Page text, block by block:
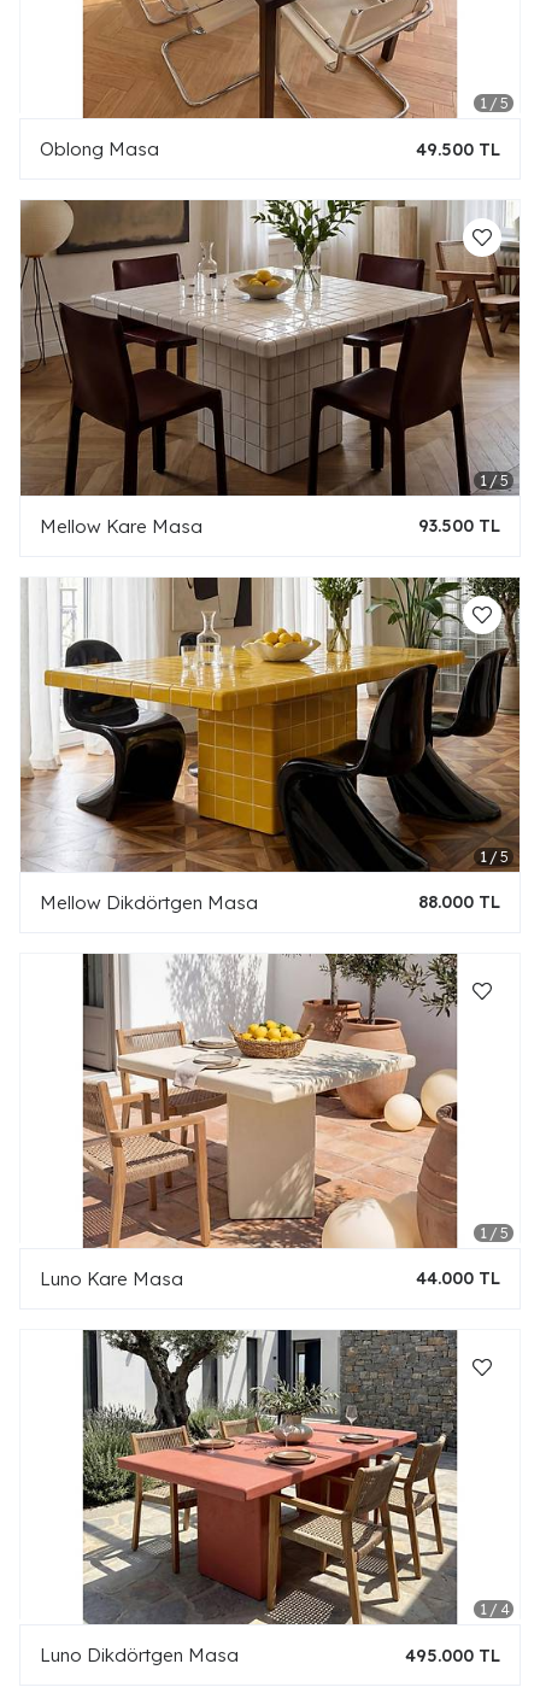
Oblong Masa 49.500 TL
Mellow Kare Masa 93.500 TL
Mellow Dikdörtgen Masa 88.000 TL
Luno Kare Masa 44.000 TL
Luno Dikdörtgen Masa 495.000 TL